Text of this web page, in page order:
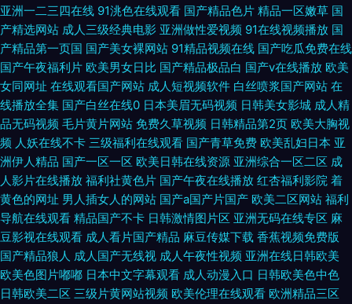
亚洲一二三四在线 91洮色在线观看 国产精品色片 精品一区嫩草 国
产精选网站 成人三级经典电影 亚洲做性爱视频 91在线视频播放 国
产精品第一页国 国产美女裸网站 91精品视频在线 国产吃瓜免费在线
国产午夜福利片 欧美男女日比 国产精品极品白 国产v在线播放 欧美
女同网址 在线观看国产网站 成人短视频软件 白丝喷浆国产网站 在
线播放全集 国产白丝在线0 日本美眉无码视频 日韩美女影城 成人精
品无码视频 毛片黄片网站 免费久草视频 日韩精品第2页 欧美大胸视
频 人妖在线不卡 三级福利在线观看 国产青草免费 欧美乱妇日本 亚
洲伊人精品 国产一区一区 欧美日韩在线资源 亚洲综合一区二区 成
人影片在线播放 福利社黄色片 国产午夜在线播放 红杏福利影院 着
黄色的网址 男人插女人的网站 国产a国产片国产 欧美二区网站 福利
导航在线观看 精品国产不卡 日韩激情图片区 亚洲无码在线专区 麻
豆影视在线观看 成人看片国产精品 麻豆传媒下载 香蕉视频免费版
国产精品狼人 成人国产无线视 成人午夜性视频 亚洲在线日韩欧美
欧美色图片嘟嘟 日本中文字幕观看 成人动漫入口 日韩欧美色中色
日韩欧美二区 三级片黄网站视频 欧美伦理在线观看 欧洲精品三区